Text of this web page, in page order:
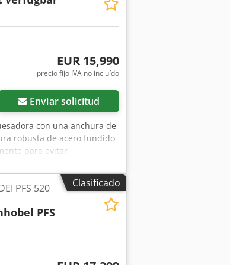
EUR 15,990
precio fijo IVA no incluído
Enviar solicitud
con una anchura de
robusta de acero fundido
para evitar
Hspfx Af Aoha Cuatro
velocidades y visualización
con rodamientos de
de la madera
Gran tope de cepillado,
industrial S6 (P2) Eje
la fuerza centrífuga tensa
automáticamente sin
sistema de paralelogramo
Clasificado
PFS 520
PFS